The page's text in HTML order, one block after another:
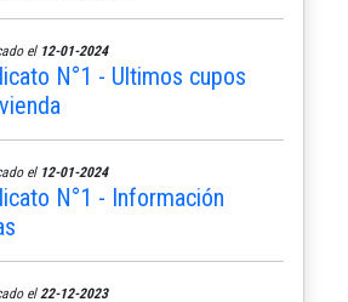
el 12-01-2024
N°1 - Ultimos cupos
el 12-01-2024
N°1 - Información
el 22-12-2023